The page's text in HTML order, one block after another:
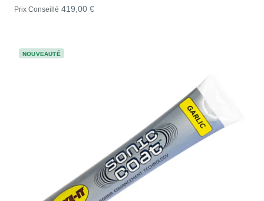
Prix Conseillé 419,00 €
NOUVEAUTÉ